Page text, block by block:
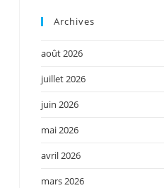
Archives
août 2026
juillet 2026
juin 2026
mai 2026
avril 2026
mars 2026